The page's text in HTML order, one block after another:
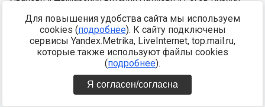
Для повышения удобства сайта мы используем
cookies (подробнее). К сайту подключены
сервисы Yandex.Metrika, LiveInternet, top.mail.ru,
которые также используют файлы cookies
(подробнее).
Я согласен/согласна